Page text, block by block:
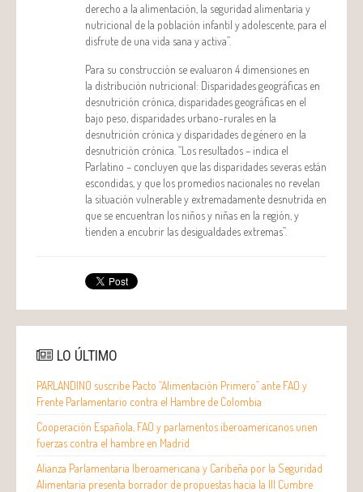
derecho a la alimentación, la seguridad alimentaria y
nutricional de la población infantil y adolescente, para el
disfrute de una vida sana y activa”.
Para su construcción se evaluaron 4 dimensiones en
la distribución nutricional: Disparidades geográficas en
desnutrición crónica, disparidades geográficas en el
bajo peso, disparidades urbano-rurales en la
desnutrición crónica y disparidades de género en la
desnutrición crónica. “Los resultados – indica el
Parlatino – concluyen que las disparidades severas están
escondidas, y que los promedios nacionales no revelan
la situación vulnerable y extremadamente desnutrida en
que se encuentran los niños y niñas en la región, y
tienden a encubrir las desigualdades extremas”.
LO ÚLTIMO
PARLANDINO suscribe Pacto “Alimentación Primero” ante FAO y
Frente Parlamentario contra el Hambre de Colombia
Cooperación Española, FAO y parlamentos iberoamericanos unen
fuerzas contra el hambre en Madrid
Alianza Parlamentaria Iberoamericana y Caribeña por la Seguridad
Alimentaria presenta borrador de propuestas hacia la III Cumbre